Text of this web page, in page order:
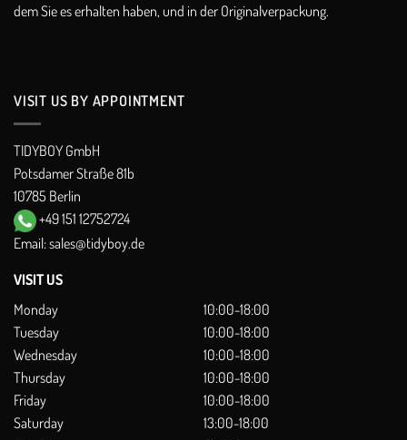
dem Sie es erhalten haben, und in der Originalverpackung.
VISIT US BY APPOINTMENT
TIDYBOY GmbH
Potsdamer Straße 81b
10785 Berlin
+49 151 12752724
Email:sales@tidyboy.de
VISIT US
Monday
10:00-18:00
Tuesday
10:00-18:00
Wednesday
10:00-18:00
Thursday
10:00-18:00
Friday
10:00-18:00
Saturday
13:00-18:00